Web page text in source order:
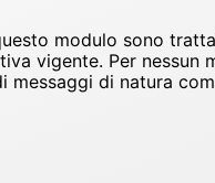
modulo sono
vigente. Per nessun
di natura